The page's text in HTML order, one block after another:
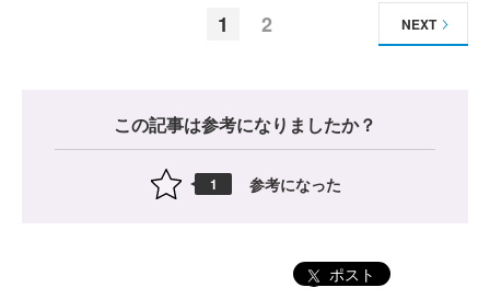
1 2 NEXT
この記事は参考になりましたか？
1 参考になった
ポスト